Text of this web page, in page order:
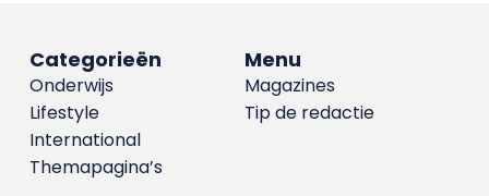
Menu
Magazines
Tip de redactie
Categorieën
Onderwijs
Lifestyle
International
Themapagina’s